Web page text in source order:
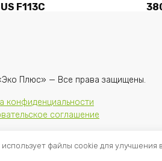
F113C
Плюс» — Все права защищены.
конфиденциальности
соглашение
файлы cookie для улучшения